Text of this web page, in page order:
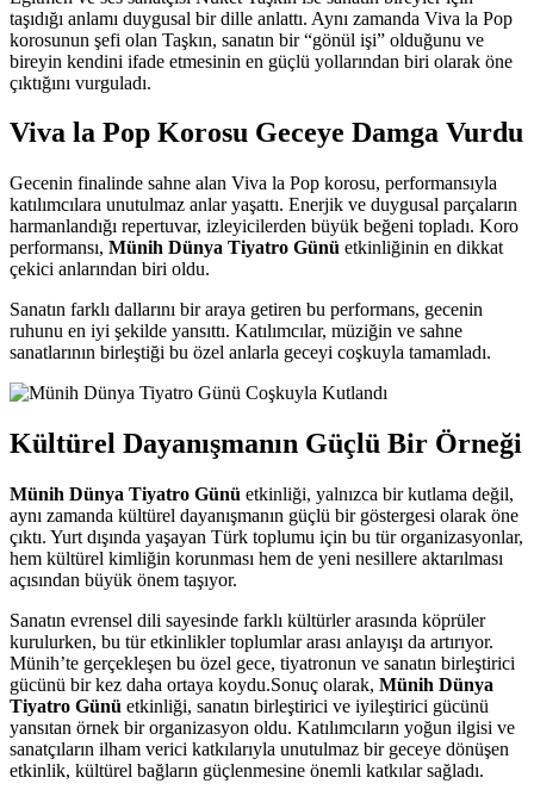
taşıdığı anlamı duygusal bir dille anlattı. Aynı zamanda Viva la Pop
korosunun şefi olan Taşkın, sanatın bir “gönül işi” olduğunu ve
bireyin kendini ifade etmesinin en güçlü yollarından biri olarak öne
çıktığını vurguladı.
Viva la Pop Korosu Geceye Damga Vurdu
Gecenin finalinde sahne alan Viva la Pop korosu, performansıyla
katılımcılara unutulmaz anlar yaşattı. Enerjik ve duygusal parçaların
harmanlandığı repertuvar, izleyicilerden büyük beğeni topladı. Koro
performansı, Münih Dünya Tiyatro Günü etkinliğinin en dikkat
çekici anlarından biri oldu.
Sanatın farklı dallarını bir araya getiren bu performans, gecenin
ruhunu en iyi şekilde yansıttı. Katılımcılar, müziğin ve sahne
sanatlarının birleştiği bu özel anlarla geceyi coşkuyla tamamladı.
Kültürel Dayanışmanın Güçlü Bir Örneği
Münih Dünya Tiyatro Günü etkinliği, yalnızca bir kutlama değil,
aynı zamanda kültürel dayanışmanın güçlü bir göstergesi olarak öne
çıktı. Yurt dışında yaşayan Türk toplumu için bu tür organizasyonlar,
hem kültürel kimliğin korunması hem de yeni nesillere aktarılması
açısından büyük önem taşıyor.
Sanatın evrensel dili sayesinde farklı kültürler arasında köprüler
kurulurken, bu tür etkinlikler toplumlar arası anlayışı da artırıyor.
Münih’te gerçekleşen bu özel gece, tiyatronun ve sanatın birleştirici
gücünü bir kez daha ortaya koydu.Sonuç olarak, Münih Dünya
Tiyatro Günü etkinliği, sanatın birleştirici ve iyileştirici gücünü
yansıtan örnek bir organizasyon oldu. Katılımcıların yoğun ilgisi ve
sanatçıların ilham verici katkılarıyla unutulmaz bir geceye dönüşen
etkinlik, kültürel bağların güçlenmesine önemli katkılar sağladı.